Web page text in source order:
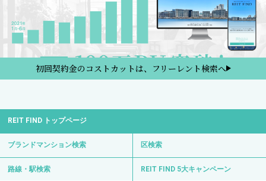
初回契約金のコストカットは、フリーレント検索へ
REIT FIND トップページ
ブランドマンション検索 区検索
路線・駅検索 REIT FIND 5大キャンペーン